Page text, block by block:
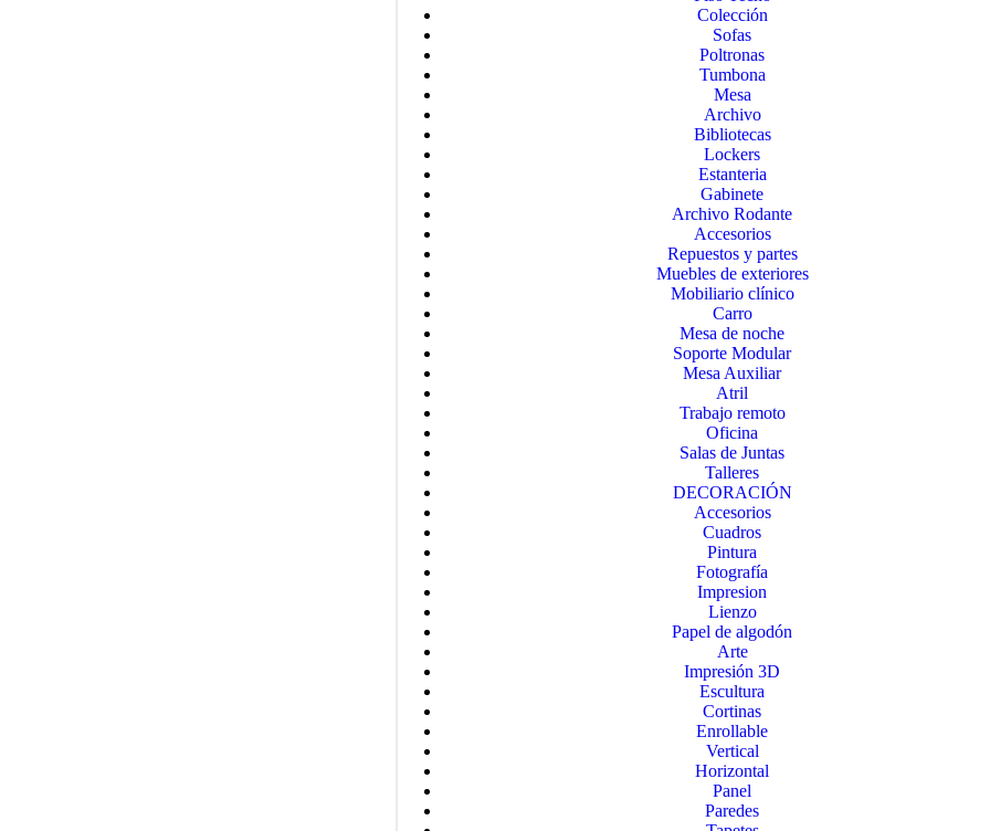
Colección
Sofas
Poltronas
Tumbona
Mesa
Archivo
Bibliotecas
Lockers
Estanteria
Gabinete
Archivo Rodante
Accesorios
Repuestos y partes
Muebles de exteriores
Mobiliario clínico
Carro
Mesa de noche
Soporte Modular
Mesa Auxiliar
Atril
Trabajo remoto
Oficina
Salas de Juntas
Talleres
DECORACIÓN
Accesorios
Cuadros
Pintura
Fotografía
Impresion
Lienzo
Papel de algodón
Arte
Impresión 3D
Escultura
Cortinas
Enrollable
Vertical
Horizontal
Panel
Paredes